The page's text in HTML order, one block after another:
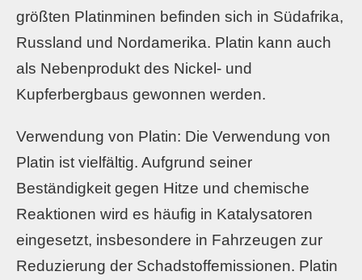
größten Platinminen befinden sich in Südafrika,
Russland und Nordamerika. Platin kann auch
als Nebenprodukt des Nickel- und
Kupferbergbaus gewonnen werden.
Verwendung von Platin: Die Verwendung von
Platin ist vielfältig. Aufgrund seiner
Beständigkeit gegen Hitze und chemische
Reaktionen wird es häufig in Katalysatoren
eingesetzt, insbesondere in Fahrzeugen zur
Reduzierung der Schadstoffemissionen. Platin